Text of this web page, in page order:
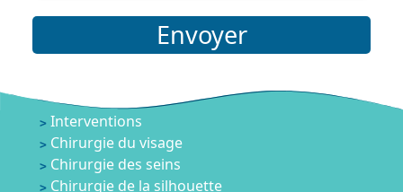
Envoyer
Interventions
Chirurgie du visage
Chirurgie des seins
Chirurgie de la silhouette